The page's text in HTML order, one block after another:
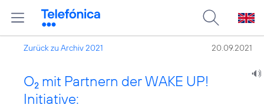
Zurück zu Archiv 2021 20.09.2021
O2 mit Partnern der WAKE UP!
Initiative: